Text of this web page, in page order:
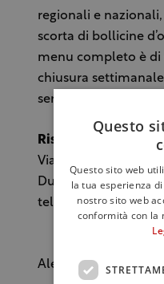
regionali e
scorta di bollicine
menu completo è di
chiusura
sera e il lunedì.
Ristorante Letizia
Via Donatori, 2
Due Carrare (Padova)
tel. 049525777
Alessandro Alì
Questo
Questo sito web
la tua esperienza
nostro sito web
conformità con la